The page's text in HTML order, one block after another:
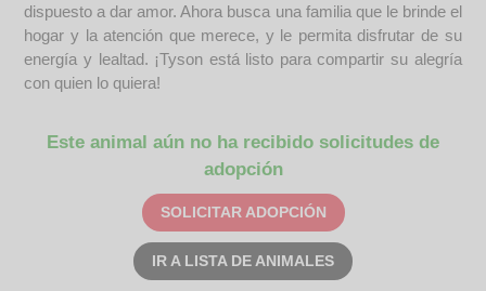
dispuesto a dar amor. Ahora busca una familia que le brinde el
hogar y la atención que merece, y le permita disfrutar de su
energía y lealtad. ¡Tyson está listo para compartir su alegría
con quien lo quiera!
Este animal aún no ha recibido solicitudes de
adopción
SOLICITAR ADOPCIÓN
IR A LISTA DE ANIMALES